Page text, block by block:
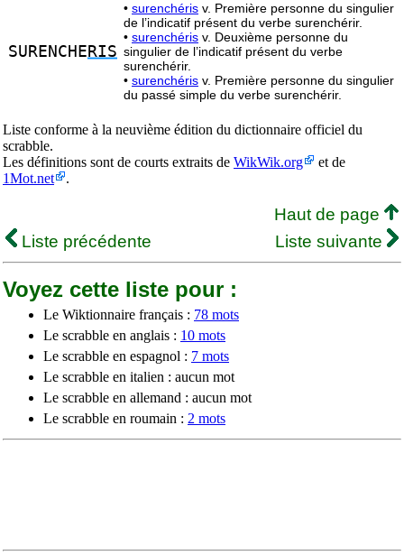
SURENCHE RIS
• surenchéris v. Première personne du singulier
de l’indicatif présent du verbe surenchérir.
• surenchéris v. Deuxième personne du
singulier de l’indicatif présent du verbe
surenchérir.
• surenchéris v. Première personne du singulier
du passé simple du verbe surenchérir.
Liste conforme à la neuvième édition du dictionnaire officiel du
scrabble.
Les définitions sont de courts extraits de WikWik.org
et de
1Mot.net
.
Haut de page
Liste précédente
Liste suivante
Voyez cette liste pour :
Le Wiktionnaire français : 78 mots
Le scrabble en anglais : 10 mots
Le scrabble en espagnol : 7 mots
Le scrabble en italien : aucun mot
Le scrabble en allemand : aucun mot
Le scrabble en roumain : 2 mots